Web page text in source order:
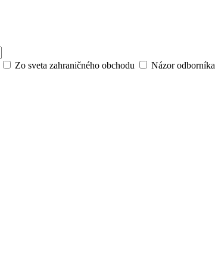
Zo sveta zahraničného obchodu Názor odborníka